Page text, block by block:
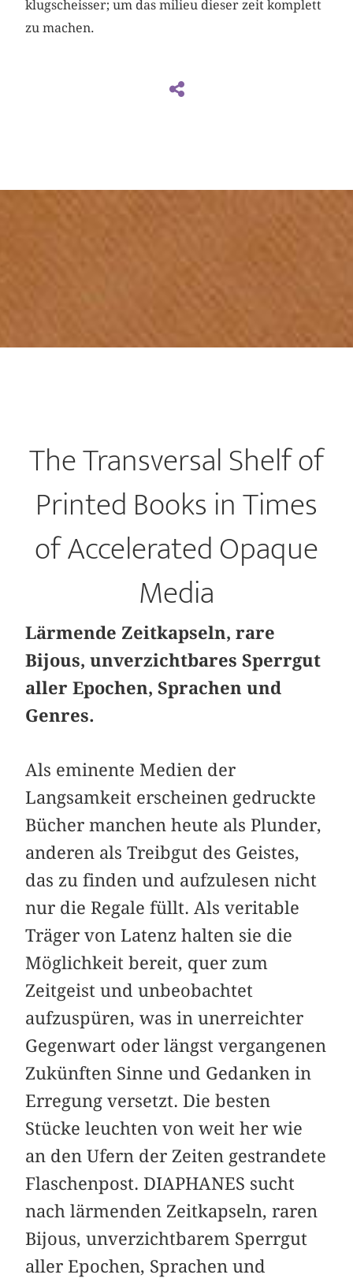
klugscheisser; um das milieu dieser zeit komplett
zu machen.
The Transversal Shelf of
Printed Books in Times
of Accelerated Opaque
Media
Lärmende Zeitkapseln, rare
Bijous, unverzichtbares Sperrgut
aller Epochen, Sprachen und
Genres.
Als eminente Medien der
Langsamkeit erscheinen gedruckte
Bücher manchen heute als Plunder,
anderen als Treibgut des Geistes,
das zu finden und aufzulesen nicht
nur die Regale füllt. Als veritable
Träger von Latenz halten sie die
Möglichkeit bereit, quer zum
Zeitgeist und unbeobachtet
aufzuspüren, was in unerreichter
Gegenwart oder längst vergangenen
Zukünften Sinne und Gedanken in
Erregung versetzt. Die besten
Stücke leuchten von weit her wie
an den Ufern der Zeiten gestrandete
Flaschenpost. DIAPHANES sucht
nach lärmenden Zeitkapseln, raren
Bijous, unverzichtbarem Sperrgut
aller Epochen, Sprachen und